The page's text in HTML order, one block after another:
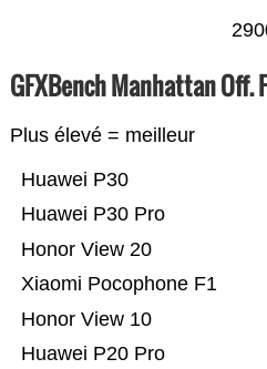
GFXBench Manhattan Off.
Plus élevé = meilleur
Huawei P20 Pro
Honor View 10
Xiaomi Pocophone F1
Honor View 20
Huawei P30 Pro
Huawei P30